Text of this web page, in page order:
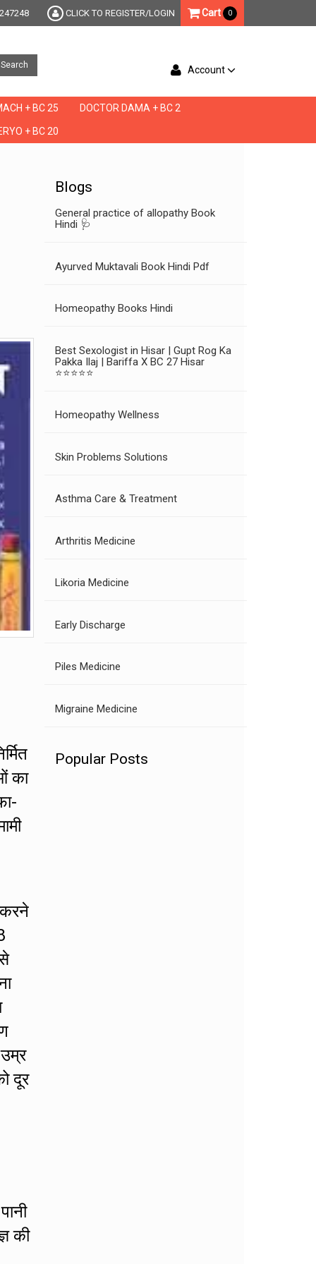
CLICK TO REGISTER/LOGIN Cart 0
Search Account
+ BC 25 DOCTOR DAMA + BC 2
+ BC 20
का
दूर
की
Blogs
General practice of allopathy Book
Hindi 🩺
Ayurved Muktavali Book Hindi Pdf
Homeopathy Books Hindi
Best Sexologist in Hisar | Gupt Rog Ka
Pakka Ilaj | Bariffa X BC 27 Hisar
⭐⭐⭐⭐⭐
Homeopathy Wellness
Skin Problems Solutions
Asthma Care & Treatment
Arthritis Medicine
Likoria Medicine
Early Discharge
Piles Medicine
Migraine Medicine
Popular Posts